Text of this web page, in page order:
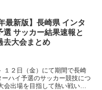
最新版】長崎県 インタ
選 サッカー結果速報と
去大会まとめ
１２日（金）にて期間で長崎
ハイ予選のサッカー競技につ
出場を目指して熱い戦いが